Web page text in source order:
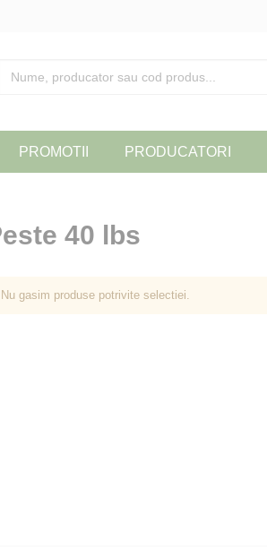
PROMOTII PRODUCATORI
40 lbs
Nu gasim produse potrivite selectiei.